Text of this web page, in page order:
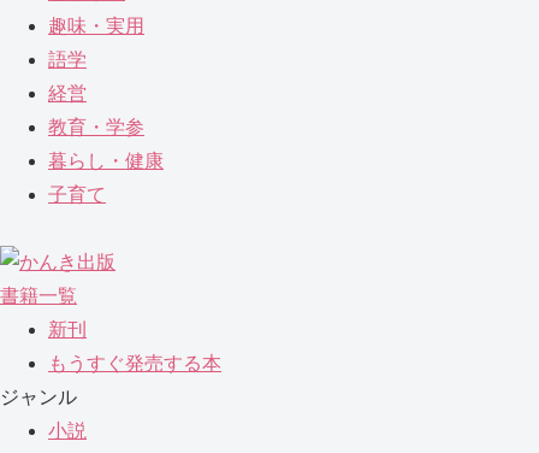
趣味・実用
語学
経営
教育・学参
暮らし・健康
子育て
書籍一覧
新刊
もうすぐ発売する本
ジャンル
小説